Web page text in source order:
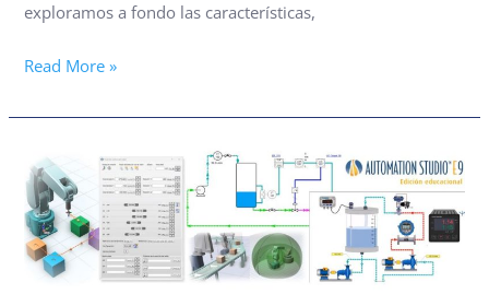
exploramos a fondo las características,
Read More »
ESTÁ
DISPONIBLE
LA
NUEVA